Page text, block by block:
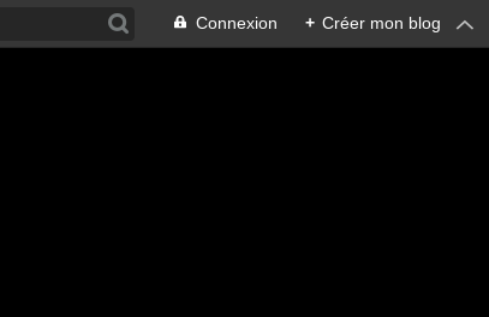
Connexion + Créer mon blog